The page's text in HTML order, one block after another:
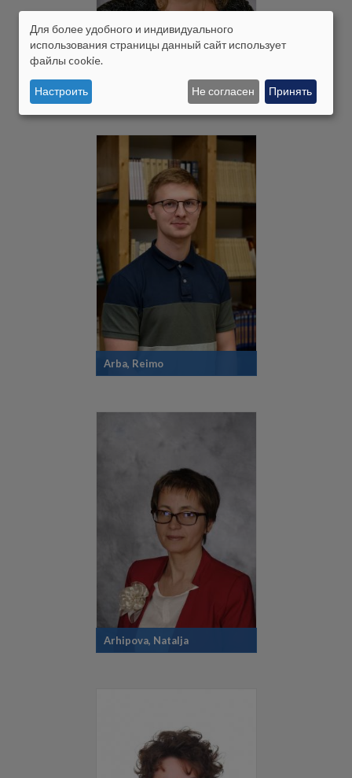
Andrejeva, Alevtina
Arba, Reimo
Arhipova, Natalja
ISIKUANDMETE
JA
KÜPSISTE
KASUTAMINE
Для более удобного и индивидуального
использования страницы данный сайт использует
файлы cookie.
Настроить Не согласен Принять